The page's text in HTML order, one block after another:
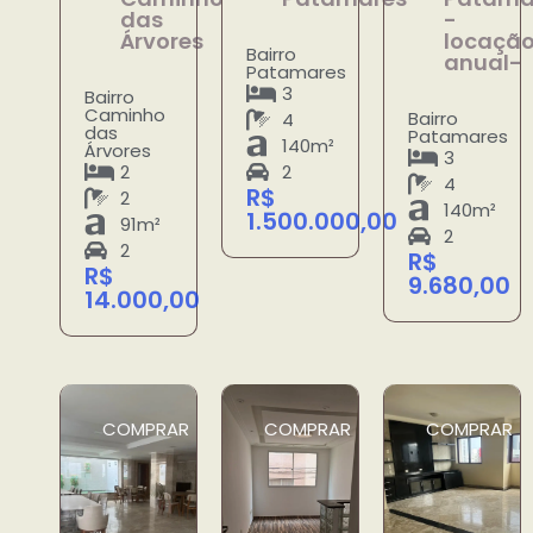
das
Árvores
Bairro
Caminho
das
Árvores
2
2
91m²
2
R$
14.000,00
Bairro
Patamares
3
4
140m²
2
R$
1.500.000,00
-
anual-
Bairro
Patamares
3
4
140m²
2
R$
9.680,00
COMPRAR COMPRAR COMPRAR